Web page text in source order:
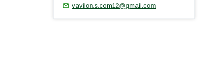
vavilon.s.com12@gmail.com